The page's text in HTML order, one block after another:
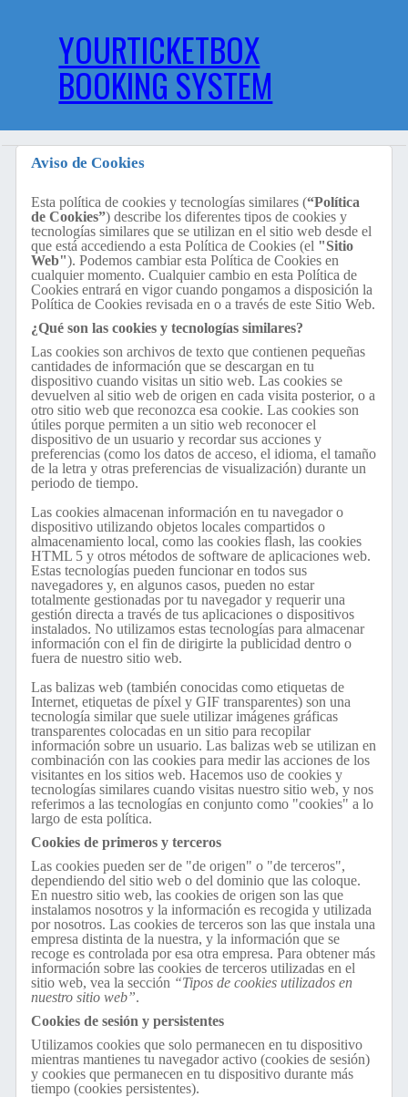
YOURTICKETBOX
BOOKING SYSTEM
Aviso de Cookies
Esta política de cookies y tecnologías similares (“Política
de Cookies”) describe los diferentes tipos de cookies y
tecnologías similares que se utilizan en el sitio web desde el
que está accediendo a esta Política de Cookies (el "Sitio
Web"). Podemos cambiar esta Política de Cookies en
cualquier momento. Cualquier cambio en esta Política de
Cookies entrará en vigor cuando pongamos a disposición la
Política de Cookies revisada en o a través de este Sitio Web.
¿Qué son las cookies y tecnologías similares?
Las cookies son archivos de texto que contienen pequeñas
cantidades de información que se descargan en tu
dispositivo cuando visitas un sitio web. Las cookies se
devuelven al sitio web de origen en cada visita posterior, o a
otro sitio web que reconozca esa cookie. Las cookies son
útiles porque permiten a un sitio web reconocer el
dispositivo de un usuario y recordar sus acciones y
preferencias (como los datos de acceso, el idioma, el tamaño
de la letra y otras preferencias de visualización) durante un
periodo de tiempo.
Las cookies almacenan información en tu navegador o
dispositivo utilizando objetos locales compartidos o
almacenamiento local, como las cookies flash, las cookies
HTML 5 y otros métodos de software de aplicaciones web.
Estas tecnologías pueden funcionar en todos sus
navegadores y, en algunos casos, pueden no estar
totalmente gestionadas por tu navegador y requerir una
gestión directa a través de tus aplicaciones o dispositivos
instalados. No utilizamos estas tecnologías para almacenar
información con el fin de dirigirte la publicidad dentro o
fuera de nuestro sitio web.
Las balizas web (también conocidas como etiquetas de
Internet, etiquetas de píxel y GIF transparentes) son una
tecnología similar que suele utilizar imágenes gráficas
transparentes colocadas en un sitio para recopilar
información sobre un usuario. Las balizas web se utilizan en
combinación con las cookies para medir las acciones de los
visitantes en los sitios web. Hacemos uso de cookies y
tecnologías similares cuando visitas nuestro sitio web, y nos
referimos a las tecnologías en conjunto como "cookies" a lo
largo de esta política.
Cookies de primeros y terceros
Las cookies pueden ser de "de origen" o "de terceros",
dependiendo del sitio web o del dominio que las coloque.
En nuestro sitio web, las cookies de origen son las que
instalamos nosotros y la información es recogida y utilizada
por nosotros. Las cookies de terceros son las que instala una
empresa distinta de la nuestra, y la información que se
recoge es controlada por esa otra empresa. Para obtener más
información sobre las cookies de terceros utilizadas en el
sitio web, vea la sección “Tipos de cookies utilizados en
nuestro sitio web”.
Cookies de sesión y persistentes
Utilizamos cookies que solo permanecen en tu dispositivo
mientras mantienes tu navegador activo (cookies de sesión)
y cookies que permanecen en tu dispositivo durante más
tiempo (cookies persistentes).